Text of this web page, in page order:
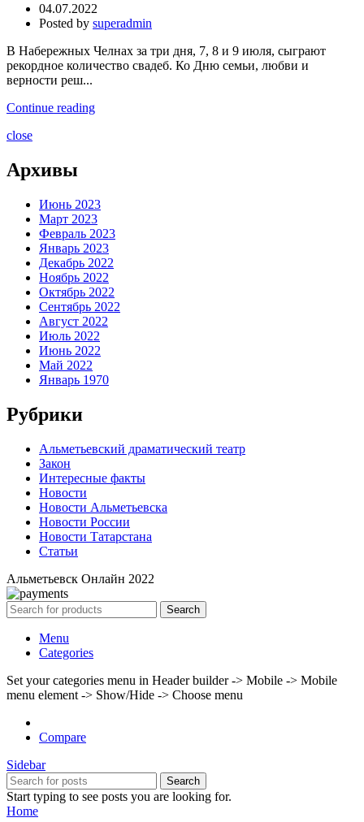
04.07.2022
Posted by superadmin
В Набережных Челнах за три дня, 7, 8 и 9 июля, сыграют
рекордное количество свадеб. Ко Дню семьи, любви и
верности реш...
Continue reading
close
Архивы
Июнь 2023
Март 2023
Февраль 2023
Январь 2023
Декабрь 2022
Ноябрь 2022
Октябрь 2022
Сентябрь 2022
Август 2022
Июль 2022
Июнь 2022
Май 2022
Январь 1970
Рубрики
Альметьевский драматический театр
Закон
Интересные факты
Новости
Новости Альметьевска
Новости России
Новости Татарстана
Статьи
Альметьевск Онлайн 2022
Search
Menu
Categories
Set your categories menu in Header builder -> Mobile -> Mobile
menu element -> Show/Hide -> Choose menu
Compare
Sidebar
Search
Start typing to see posts you are looking for.
Home